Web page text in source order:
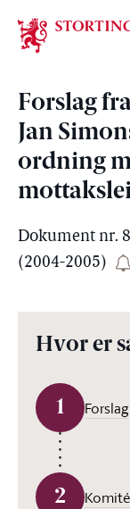
Forslag
Jan
ordning
Dokument nr.
(2004-2005)
Hvor er
1 Forslag
2